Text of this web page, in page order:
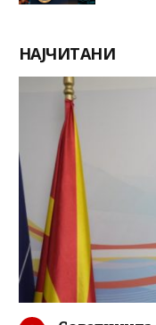
НАЈЧИТАНИ